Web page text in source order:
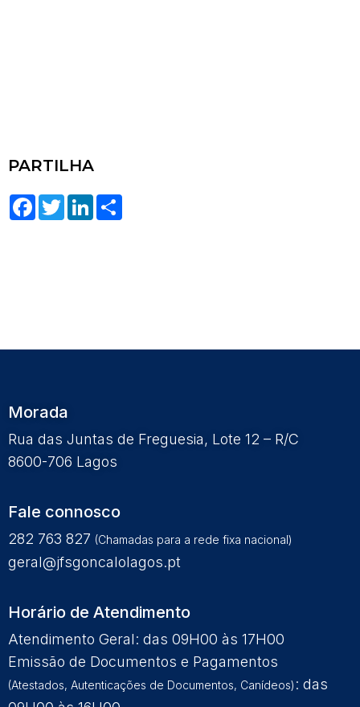
PARTILHA
Facebook
TwitterLinkedIn
Morada
Rua das Juntas de Freguesia, Lote 12 – R/C
8600-706 Lagos
Fale connosco
282 763 827 (Chamadas para a rede fixa nacional)
geral@jfsgoncalolagos.pt
Horário de Atendimento
Atendimento Geral: das 09H00 às 17H00
Emissão de Documentos e Pagamentos
(Atestados, Autenticações de Documentos, Canídeos) : das